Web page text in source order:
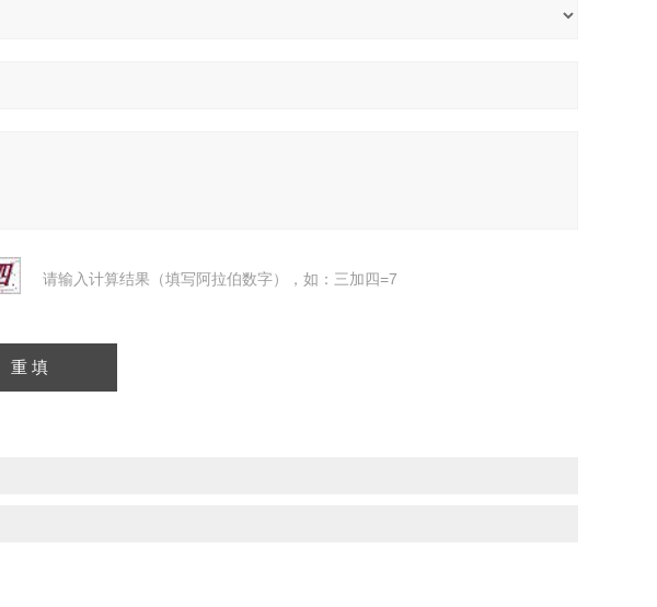
请输入计算结果（填写阿拉伯数字），如：三加四=7